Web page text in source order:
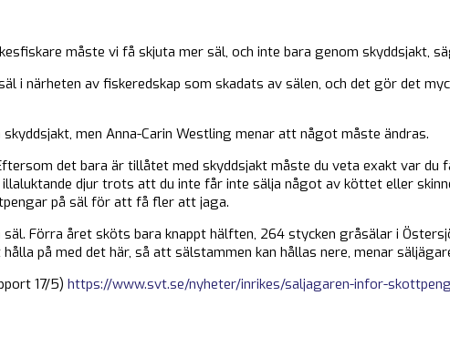
måste vi få skjuta mer säl, och inte bara genom skyddsjakt,
i närheten av fiskeredskap som skadats av sälen, och det gör det
men Anna-Carin Westling menar att något måste ändras.
det bara är tillåtet med skyddsjakt måste du veta exakt var du
djur trots att du inte får inte sälja något av köttet eller
på säl för att få fler att jaga.
Förra året sköts bara knappt hälften, 264 stycken gråsälar i
på med det här, så att sälstammen kan hållas nere, menar
17/5) https://www.svt.se/nyheter/inrikes/saljagaren-infor-